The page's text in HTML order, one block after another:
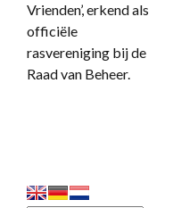
Vrienden’, erkend als
officiële
rasvereniging bij de
Raad van Beheer.